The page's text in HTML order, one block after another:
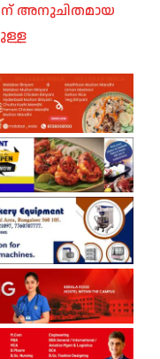
അനുചിതമായ